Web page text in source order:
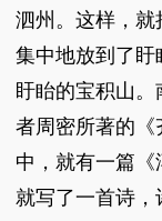
泗州。这样，就
集中地放到了盱
盱眙的宝积山。
者周密所著的《
中，就有一篇
就写了一首诗，